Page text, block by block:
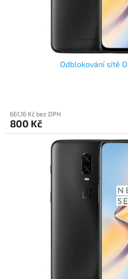
Odblokování sítě
661,16 Kč bez DPH
800 Kč